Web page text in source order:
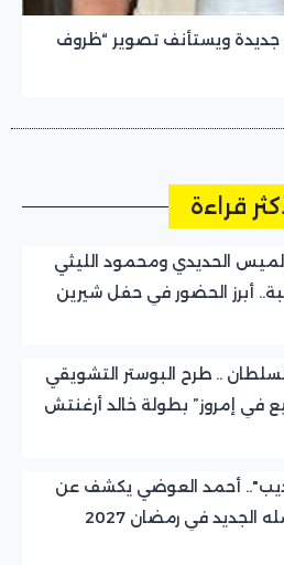
جديدة ويستأنف تصوير “ظروف
قراءة
الحديدي ومحمود الليثي
أبرز الحضور في حفل شيرين
.. طرح البوستر التشويقي
في إمروز” بطولة خالد أرغنتش
أحمد العوضي يكشف عن
الجديد في رمضان 2027